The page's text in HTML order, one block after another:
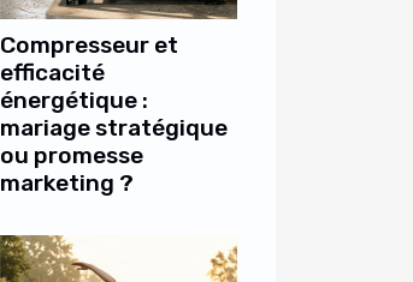
Compresseur et
efficacité
énergétique :
mariage stratégique
ou promesse
marketing ?